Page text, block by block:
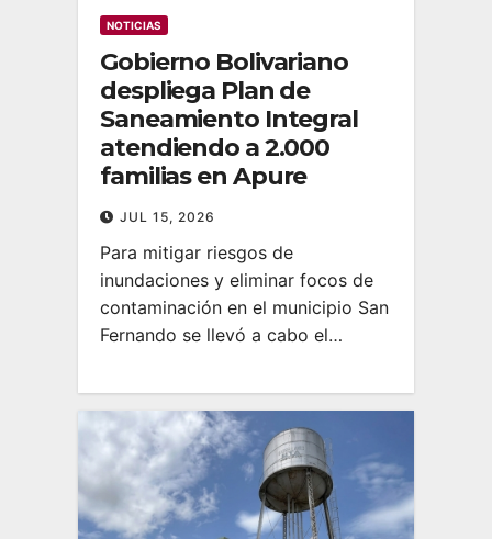
NOTICIAS
Gobierno Bolivariano
despliega Plan de
Saneamiento Integral
atendiendo a 2.000
familias en Apure
JUL 15, 2026
Para mitigar riesgos de
inundaciones y eliminar focos de
contaminación en el municipio San
Fernando se llevó a cabo el…